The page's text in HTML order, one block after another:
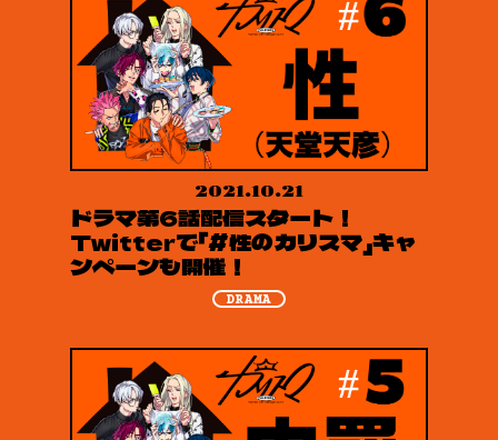
2021.10.21
ドラマ第6話配信スタート！
Twitterで「#性のカリスマ」キャ
ンペーンも開催！
DRAMA